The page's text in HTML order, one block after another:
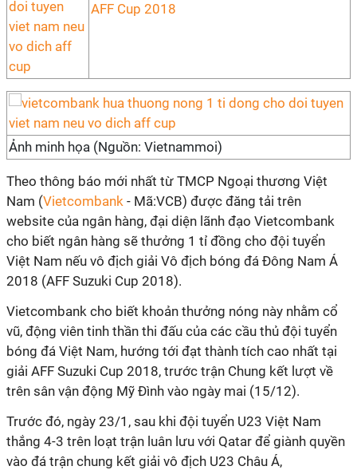
AFF Cup 2018
Ảnh minh họa (Nguồn: Vietnammoi)
Theo thông báo mới nhất từ TMCP Ngoại thương Việt
Nam (Vietcombank - Mã:VCB) được đăng tải trên
website của ngân hàng, đại diện lãnh đạo Vietcombank
cho biết ngân hàng sẽ thưởng 1 tỉ đồng cho đội tuyển
Việt Nam nếu vô địch giải Vô địch bóng đá Đông Nam Á
2018 (AFF Suzuki Cup 2018).
Vietcombank cho biết khoản thưởng nóng này nhằm cổ
vũ, động viên tinh thần thi đấu của các cầu thủ đội tuyển
bóng đá Việt Nam, hướng tới đạt thành tích cao nhất tại
giải AFF Suzuki Cup 2018, trước trận Chung kết lượt về
trên sân vận động Mỹ Đình vào ngày mai (15/12).
Trước đó, ngày 23/1, sau khi đội tuyển U23 Việt Nam
thắng 4-3 trên loạt trận luân lưu với Qatar để giành quyền
vào đá trận chung kết giải vô địch U23 Châu Á,